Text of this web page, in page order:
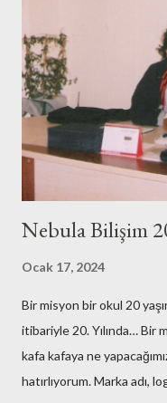
Nebula Bilişim
Ocak 17, 2024
Bir misyon bir okul 20
itibariyle 20. Yılında… Bir
kafa kafaya ne
hatırlıyorum. Marka adı,